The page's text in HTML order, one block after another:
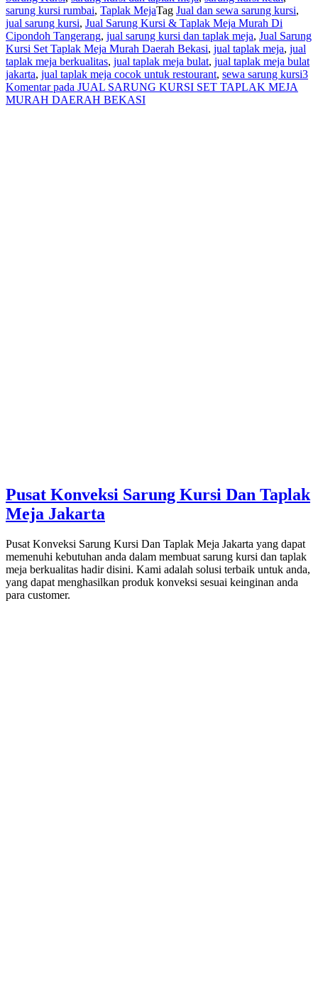
sarung kursi rumbai, Taplak MejaTag Jual dan sewa sarung kursi,
jual sarung kursi, Jual Sarung Kursi & Taplak Meja Murah Di
Cipondoh Tangerang, jual sarung kursi dan taplak meja, Jual Sarung
Kursi Set Taplak Meja Murah Daerah Bekasi, jual taplak meja, jual
taplak meja berkualitas, jual taplak meja bulat, jual taplak meja bulat
jakarta, jual taplak meja cocok untuk restourant, sewa sarung kursi3
Komentarpada JUAL SARUNG KURSI SET TAPLAK MEJA
MURAH DAERAH BEKASI
Pusat Konveksi Sarung Kursi Dan Taplak
Meja Jakarta
Pusat Konveksi Sarung Kursi Dan Taplak Meja Jakarta yang dapat
memenuhi kebutuhan anda dalam membuat sarung kursi dan taplak
meja berkualitas hadir disini. Kami adalah solusi terbaik untuk anda,
yang dapat menghasilkan produk konveksi sesuai keinginan anda
para customer.